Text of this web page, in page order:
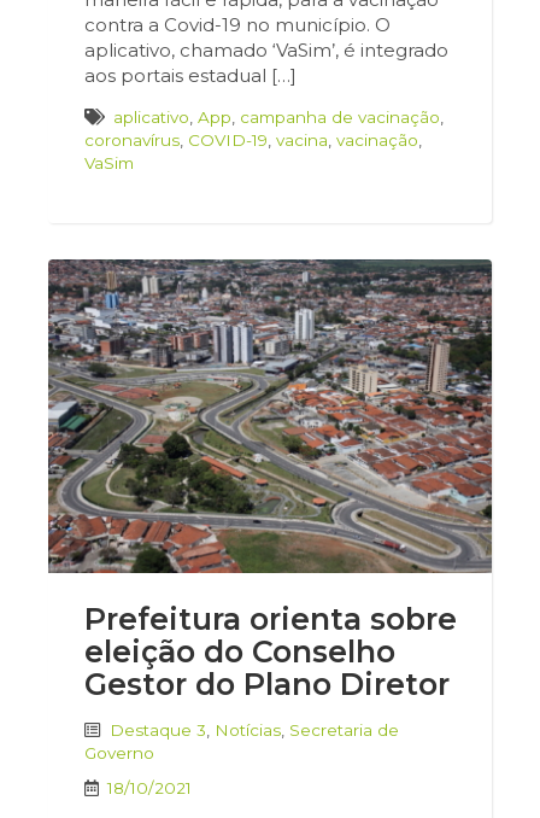
contra a Covid-19 no município. O
aplicativo, chamado ‘VaSim’, é integrado
aos portais estadual […]
aplicativo App campanha de vacinação
coronavírus COVID-19 vacina vacinação
VaSim
Prefeitura orienta sobre
eleição do Conselho
Gestor do Plano Diretor
Destaque 3 Notícias Secretaria de
Governo
18/10/2021